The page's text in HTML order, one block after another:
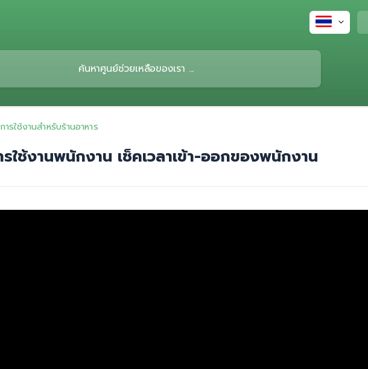
ารใช้งานสำหรับร้านอาหาร
ใช้งานพนักงาน เช็คเวลาเข้า-ออกของพนักงาน